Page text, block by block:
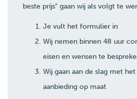
beste prijs" gaan wij als volgt te
Je vult het formulier in
Wij nemen binnen 48 uur
eisen en wensen te
Wij gaan aan de slag met
aanbieding op maat